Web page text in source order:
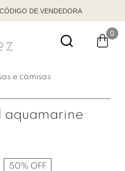
DE VENDEDORA
0
e camisas
aquamarine
50% OFF